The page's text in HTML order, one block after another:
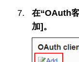
在“OAuth
加]。